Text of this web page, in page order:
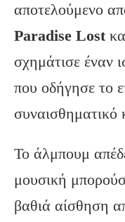
αποτελούμενο
Paradise Lost
σχημάτισε έναν
που οδήγησε το
συναισθηματικό
Το άλμπουμ
μουσική
βαθιά αίσθηση